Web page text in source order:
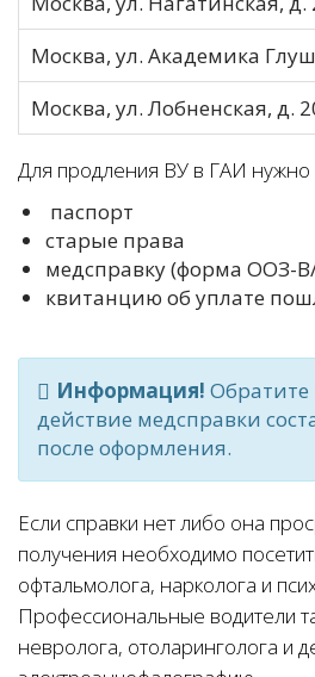
Москва, ул. Академика
Москва, ул. Лобненская, д.
Для продления ВУ в ГАИ нужно
паспорт
старые права
медсправку (форма ООЗ-
квитанцию об уплате
Информация!
действие медсправки
после оформления.
Если справки нет либо она
получения необходимо
офтальмолога, нарколога и
Профессиональные водители
невролога, отоларинголога и